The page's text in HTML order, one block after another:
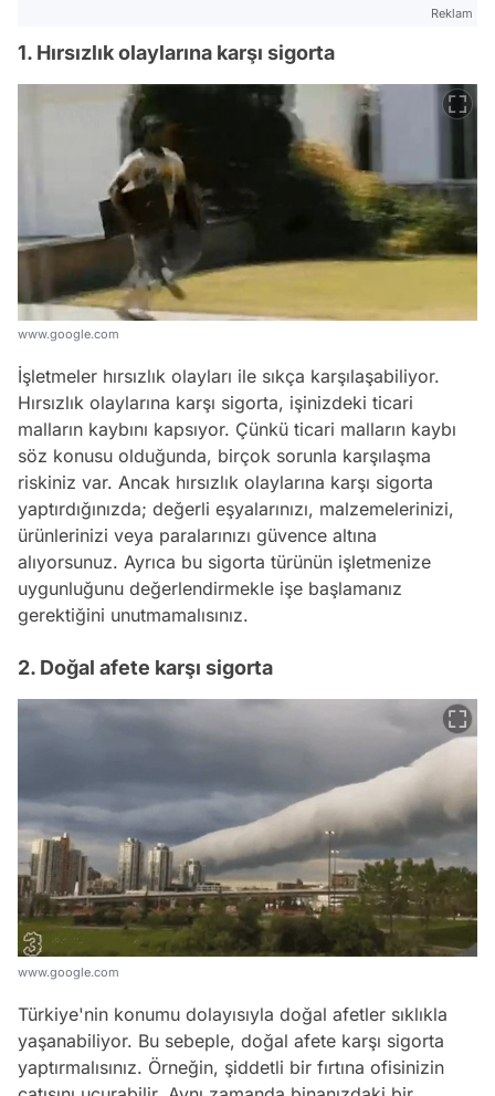
Reklam
1. Hırsızlık olaylarına karşı sigorta
www.google.com
İşletmeler hırsızlık olayları ile sıkça karşılaşabiliyor.
Hırsızlık olaylarına karşı sigorta, işinizdeki ticari
malların kaybını kapsıyor. Çünkü ticari malların kaybı
söz konusu olduğunda, birçok sorunla karşılaşma
riskiniz var. Ancak hırsızlık olaylarına karşı sigorta
yaptırdığınızda; değerli eşyalarınızı, malzemelerinizi,
ürünlerinizi veya paralarınızı güvence altına
alıyorsunuz. Ayrıca bu sigorta türünün işletmenize
uygunluğunu değerlendirmekle işe başlamanız
gerektiğini unutmamalısınız.
2. Doğal afete karşı sigorta
www.google.com
Türkiye'nin konumu dolayısıyla doğal afetler sıklıkla
yaşanabiliyor. Bu sebeple, doğal afete karşı sigorta
yaptırmalısınız. Örneğin, şiddetli bir fırtına ofisinizin